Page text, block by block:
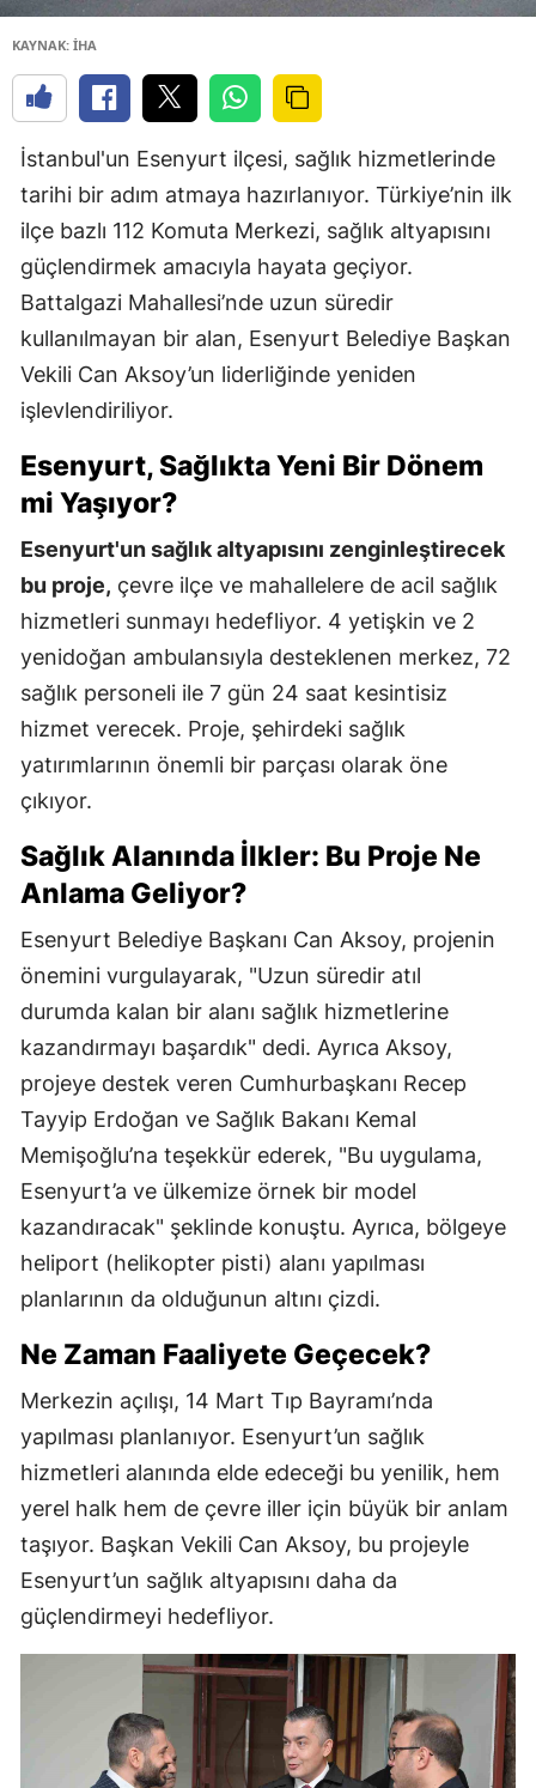
KAYNAK: İHA
İstanbul'un Esenyurt ilçesi, sağlık hizmetlerinde
tarihi bir adım atmaya hazırlanıyor. Türkiye’nin ilk
ilçe bazlı 112 Komuta Merkezi, sağlık altyapısını
güçlendirmek amacıyla hayata geçiyor.
Battalgazi Mahallesi’nde uzun süredir
kullanılmayan bir alan, Esenyurt Belediye Başkan
Vekili Can Aksoy’un liderliğinde yeniden
işlevlendiriliyor.
Esenyurt, Sağlıkta Yeni Bir Dönem
mi Yaşıyor?
Esenyurt'un sağlık altyapısını zenginleştirecek
bu proje, çevre ilçe ve mahallelere de acil sağlık
hizmetleri sunmayı hedefliyor. 4 yetişkin ve 2
yenidoğan ambulansıyla desteklenen merkez, 72
sağlık personeli ile 7 gün 24 saat kesintisiz
hizmet verecek. Proje, şehirdeki sağlık
yatırımlarının önemli bir parçası olarak öne
çıkıyor.
Sağlık Alanında İlkler: Bu Proje Ne
Anlama Geliyor?
Esenyurt Belediye Başkanı Can Aksoy, projenin
önemini vurgulayarak, "Uzun süredir atıl
durumda kalan bir alanı sağlık hizmetlerine
kazandırmayı başardık" dedi. Ayrıca Aksoy,
projeye destek veren Cumhurbaşkanı Recep
Tayyip Erdoğan ve Sağlık Bakanı Kemal
Memişoğlu’na teşekkür ederek, "Bu uygulama,
Esenyurt’a ve ülkemize örnek bir model
kazandıracak" şeklinde konuştu. Ayrıca, bölgeye
heliport (helikopter pisti) alanı yapılması
planlarının da olduğunun altını çizdi.
Ne Zaman Faaliyete Geçecek?
Merkezin açılışı, 14 Mart Tıp Bayramı’nda
yapılması planlanıyor. Esenyurt’un sağlık
hizmetleri alanında elde edeceği bu yenilik, hem
yerel halk hem de çevre iller için büyük bir anlam
taşıyor. Başkan Vekili Can Aksoy, bu projeyle
Esenyurt’un sağlık altyapısını daha da
güçlendirmeyi hedefliyor.